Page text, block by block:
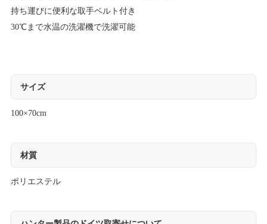
持ち運びに便利な取手ベルト付き
30℃まで水温の洗濯機で洗濯可能
サイズ
100×70cm
材質
ポリエステル